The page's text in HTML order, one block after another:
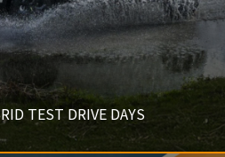
TEST DRIVE DAYS